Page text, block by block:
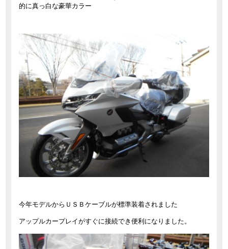
的に真っ白な豪華カラー
今年モデルからＵＳＢケーブルが標準装着されました
アップルカープレイがすぐに接続でき便利になりました。